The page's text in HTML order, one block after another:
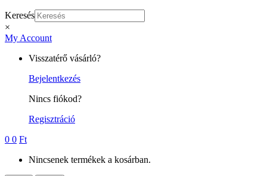
Keresés
×
My Account
Visszatérő vásárló?
Bejelentkezés
Nincs fiókod?
Regisztráció
0 0 Ft
Nincsenek termékek a kosárban.